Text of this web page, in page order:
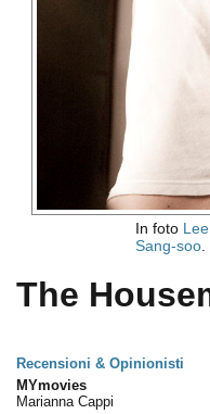
In foto
Sang-soo.
The
Recensioni & Opinionisti
MYmovies
Marianna Cappi